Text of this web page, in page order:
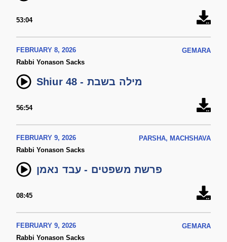
53:04
FEBRUARY 8, 2026
GEMARA
Rabbi Yonason Sacks
Shiur 48 - מילה בשבת
56:54
FEBRUARY 9, 2026
PARSHA, MACHSHAVA
Rabbi Yonason Sacks
פרשת משפטים - עבד נאמן
08:45
FEBRUARY 9, 2026
GEMARA
Rabbi Yonason Sacks